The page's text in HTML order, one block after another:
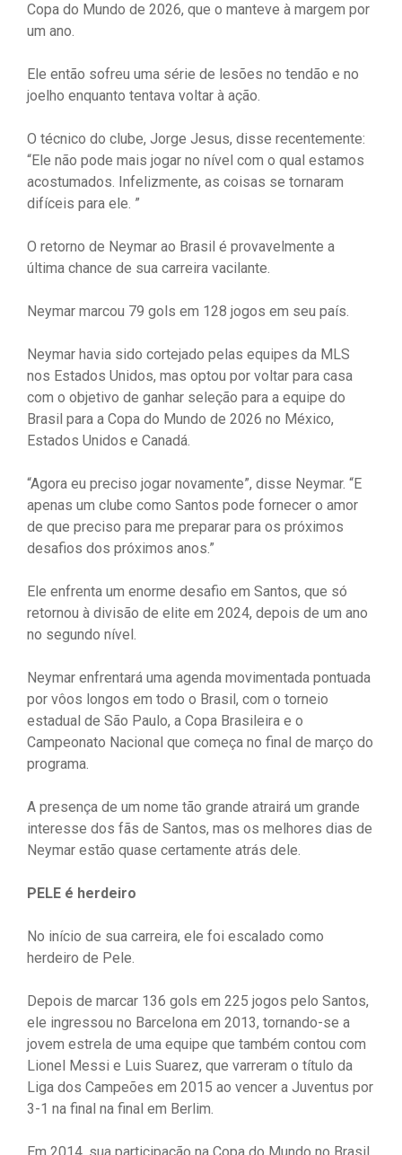
Copa do Mundo de 2026, que o manteve à margem por
um ano.
Ele então sofreu uma série de lesões no tendão e no
joelho enquanto tentava voltar à ação.
O técnico do clube, Jorge Jesus, disse recentemente:
“Ele não pode mais jogar no nível com o qual estamos
acostumados. Infelizmente, as coisas se tornaram
difíceis para ele. ”
O retorno de Neymar ao Brasil é provavelmente a
última chance de sua carreira vacilante.
Neymar marcou 79 gols em 128 jogos em seu país.
Neymar havia sido cortejado pelas equipes da MLS
nos Estados Unidos, mas optou por voltar para casa
com o objetivo de ganhar seleção para a equipe do
Brasil para a Copa do Mundo de 2026 no México,
Estados Unidos e Canadá.
“Agora eu preciso jogar novamente”, disse Neymar. “E
apenas um clube como Santos pode fornecer o amor
de que preciso para me preparar para os próximos
desafios dos próximos anos.”
Ele enfrenta um enorme desafio em Santos, que só
retornou à divisão de elite em 2024, depois de um ano
no segundo nível.
Neymar enfrentará uma agenda movimentada pontuada
por vôos longos em todo o Brasil, com o torneio
estadual de São Paulo, a Copa Brasileira e o
Campeonato Nacional que começa no final de março do
programa.
A presença de um nome tão grande atrairá um grande
interesse dos fãs de Santos, mas os melhores dias de
Neymar estão quase certamente atrás dele.
PELE é herdeiro
No início de sua carreira, ele foi escalado como
herdeiro de Pele.
Depois de marcar 136 gols em 225 jogos pelo Santos,
ele ingressou no Barcelona em 2013, tornando-se a
jovem estrela de uma equipe que também contou com
Lionel Messi e Luis Suarez, que varreram o título da
Liga dos Campeões em 2015 ao vencer a Juventus por
3-1 na final na final em Berlim.